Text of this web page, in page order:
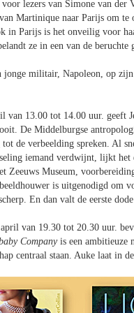
lezers van Simone van
Martinique naar Parijs om te
in Parijs is het onveilig voor
ze in een van de beruchte
jonge militair, Napoleon, op
van 13.00 tot 14.00 uur. geeft
De Middelburgse
tot de verbeelding spreken. Al
iemand verdwijnt, lijkt
Zeeuws Museum,
is uitgenodigd om
En dan valt de eerste
van 19.30 tot 20.30 uur.
Companyis een ambitieuze
centraal staan. Auke laat in